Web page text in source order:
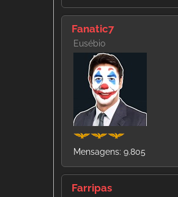
Fanatic7
Eusébio
Mensagens: 9.805
Farripas